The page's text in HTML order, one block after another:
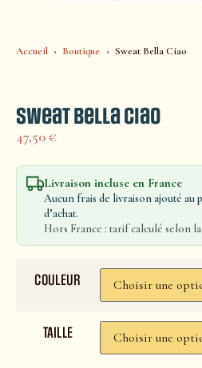
Accueil Boutique Sweat Bella Ciao
Sweat Bella Ciao
47,50€
Livraison incluse en France
Aucun frais de livraison ajouté au
d’achat.
Hors France : tarif calculé selon
COULEUR
TAILLE